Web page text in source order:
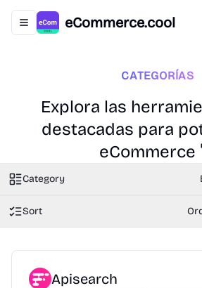
Abrir menú de navegación
eCommerce.cool
CATEGORÍAS
Explora las
destacadas para
eCommerce
Category
Sort
Apisearch